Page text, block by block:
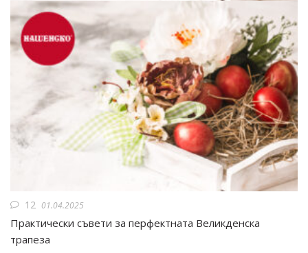
12 01.04.2025
Практически съвети за перфектната Великденска
трапеза